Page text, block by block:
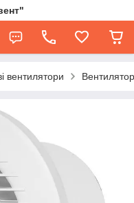
вентилятори